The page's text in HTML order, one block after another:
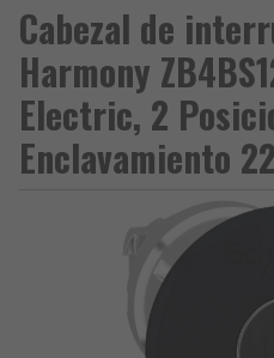
Cabezal de
Harmony
Electric, 2
Enclavamiento